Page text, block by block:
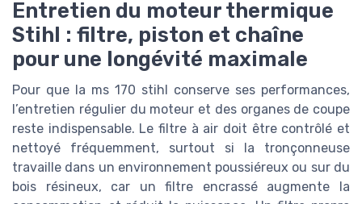
Entretien du moteur thermique
Stihl : filtre, piston et chaîne
pour une longévité maximale
Pour que la ms 170 stihl conserve ses performances,
l’entretien régulier du moteur et des organes de coupe
reste indispensable. Le filtre à air doit être contrôlé et
nettoyé fréquemment, surtout si la tronçonneuse
travaille dans un environnement poussiéreux ou sur du
bois résineux, car un filtre encrassé augmente la